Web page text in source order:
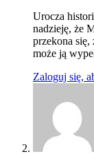
Urocza
nadzieję, że
przekona się,
może ją
Zaloguj się,